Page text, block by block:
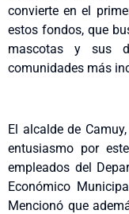
convierte en el
estos fondos, que
mascotas y sus
comunidades más
El alcalde de
entusiasmo por
empleados del
Económico
Mencionó que